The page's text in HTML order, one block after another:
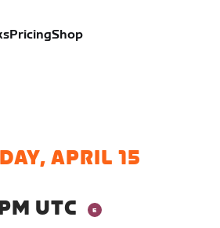
PricingShop
APRIL 15
UTC